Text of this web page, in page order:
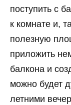
поступить с
к комнате и,
полезную
приложить
балкона и
можно будет
летними